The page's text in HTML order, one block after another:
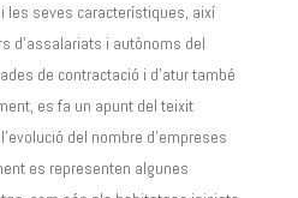
les seves característiques, així
d’assalariats i autònoms del
de contractació i d’atur també
es fa un apunt del teixit
del nombre d’empreses
es representen algunes